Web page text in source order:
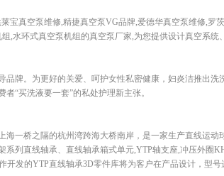
宝真空泵维修,精捷真空泵VG品牌,爱德华真空泵维修,罗
,水环式真空泵机组的真空泵厂家,为您提供设计真空系统
品牌。为更好的关爱、呵护女性私密健康，妇炎洁推出
“买洗液要一套”的私处护理新主张。
海一桥之隔的杭州湾跨海大桥南岸，是一家生产直线运
系列直线轴承、直线轴承箱式单元,YTP轴支座,冲压外圈
开发的YTP直线轴承3D零件库将为客户在产品设计，型号